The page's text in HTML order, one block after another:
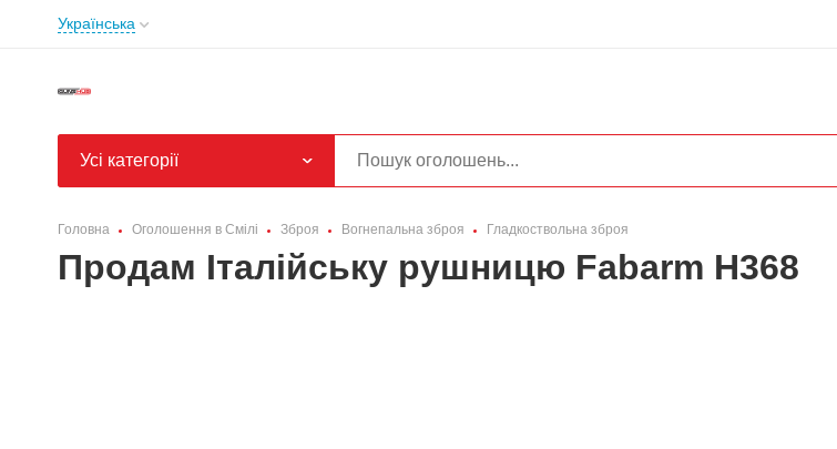
Українська
Усі категорії
Головна Оголошення в Смілі Зброя Вогнепальна зброя Гладкоствольна зброя
Продам Італійську рушницю Fabarm H368